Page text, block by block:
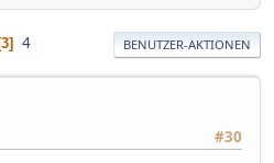
3 4 BENUTZER-AKTIONEN
#30